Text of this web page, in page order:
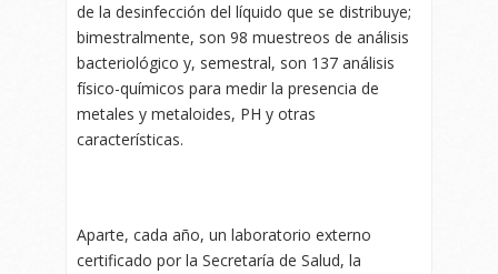
de la desinfección del líquido que se distribuye;
bimestralmente, son 98 muestreos de análisis
bacteriológico y, semestral, son 137 análisis
físico-químicos para medir la presencia de
metales y metaloides, PH y otras
características.
Aparte, cada año, un laboratorio externo
certificado por la Secretaría de Salud, la